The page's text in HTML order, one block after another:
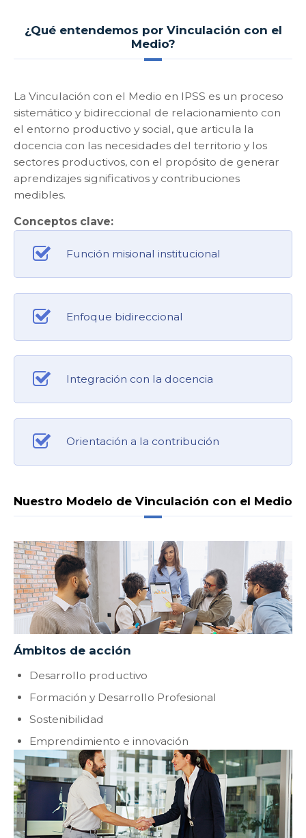
¿Qué entendemos por Vinculación con el
Medio?
La Vinculación con el Medio en IPSS es un proceso
sistemático y bidireccional de relacionamiento con
el entorno productivo y social, que articula la
docencia con las necesidades del territorio y los
sectores productivos, con el propósito de generar
aprendizajes significativos y contribuciones
medibles.
Conceptos clave:
Función misional institucional
Enfoque bidireccional
Integración con la docencia
Orientación a la contribución
Nuestro Modelo de Vinculación con el Medio
Ámbitos de acción
Desarrollo productivo
Formación y Desarrollo Profesional
Sostenibilidad
Emprendimiento e innovación